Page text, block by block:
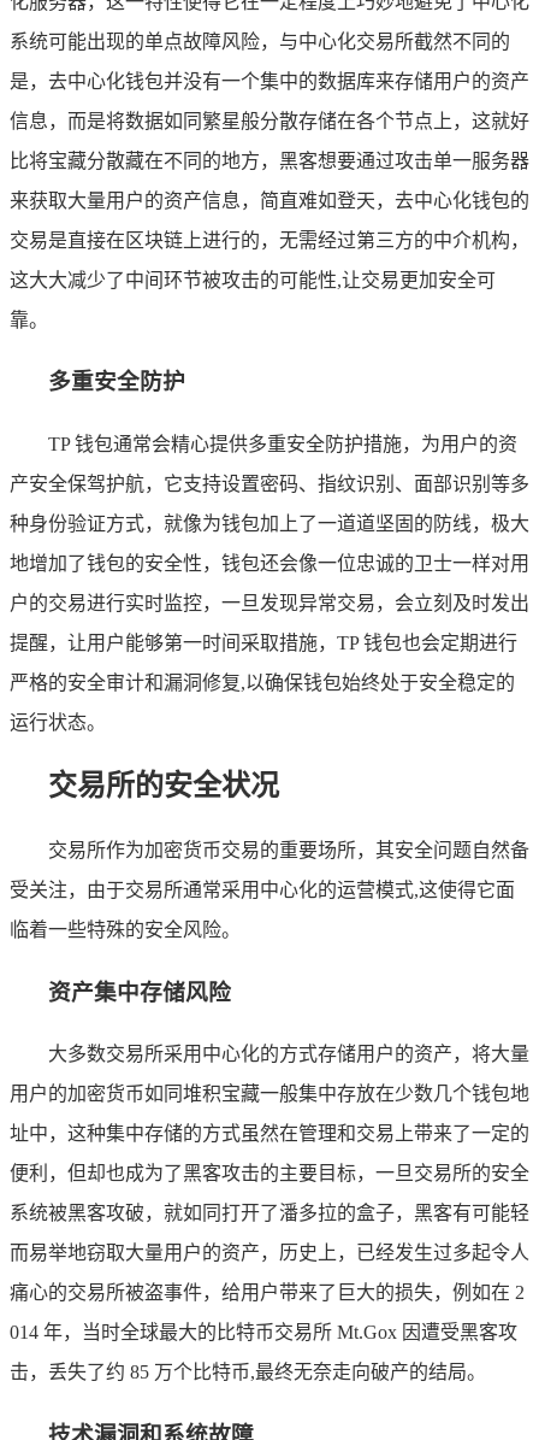
系统可能出现的单点故障风险，与中心化交易所截然不同的
是，去中心化钱包并没有一个集中的数据库来存储用户的资产
信息，而是将数据如同繁星般分散存储在各个节点上，这就好
比将宝藏分散藏在不同的地方，黑客想要通过攻击单一服务器
来获取大量用户的资产信息，简直难如登天，去中心化钱包的
交易是直接在区块链上进行的，无需经过第三方的中介机构，
这大大减少了中间环节被攻击的可能性,让交易更加安全可
靠。
多重安全防护
TP 钱包通常会精心提供多重安全防护措施，为用户的资
产安全保驾护航，它支持设置密码、指纹识别、面部识别等多
种身份验证方式，就像为钱包加上了一道道坚固的防线，极大
地增加了钱包的安全性，钱包还会像一位忠诚的卫士一样对用
户的交易进行实时监控，一旦发现异常交易，会立刻及时发出
提醒，让用户能够第一时间采取措施，TP 钱包也会定期进行
严格的安全审计和漏洞修复,以确保钱包始终处于安全稳定的
运行状态。
交易所的安全状况
交易所作为加密货币交易的重要场所，其安全问题自然备
受关注，由于交易所通常采用中心化的运营模式,这使得它面
临着一些特殊的安全风险。
资产集中存储风险
大多数交易所采用中心化的方式存储用户的资产，将大量
用户的加密货币如同堆积宝藏一般集中存放在少数几个钱包地
址中，这种集中存储的方式虽然在管理和交易上带来了一定的
便利，但却也成为了黑客攻击的主要目标，一旦交易所的安全
系统被黑客攻破，就如同打开了潘多拉的盒子，黑客有可能轻
而易举地窃取大量用户的资产，历史上，已经发生过多起令人
痛心的交易所被盗事件，给用户带来了巨大的损失，例如在 2
014 年，当时全球最大的比特币交易所 Mt.Gox 因遭受黑客攻
击，丢失了约 85 万个比特币,最终无奈走向破产的结局。
技术漏洞和系统故障